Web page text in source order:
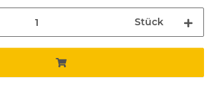
Stück